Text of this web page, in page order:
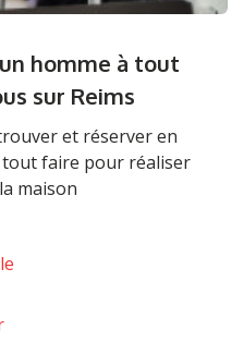
homme à tout
sur Reims
et réserver en
faire pour réaliser
maison